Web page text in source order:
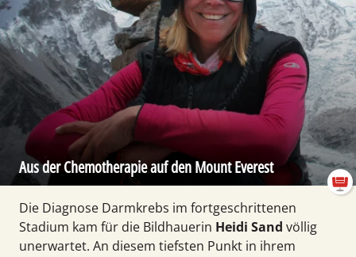
Aus der Chemotherapie auf den Mount Everest
Die Diagnose Darmkrebs im fortgeschrittenen
Stadium kam für die Bildhauerin Heidi Sand völlig
unerwartet. An diesem tiefsten Punkt in ihrem